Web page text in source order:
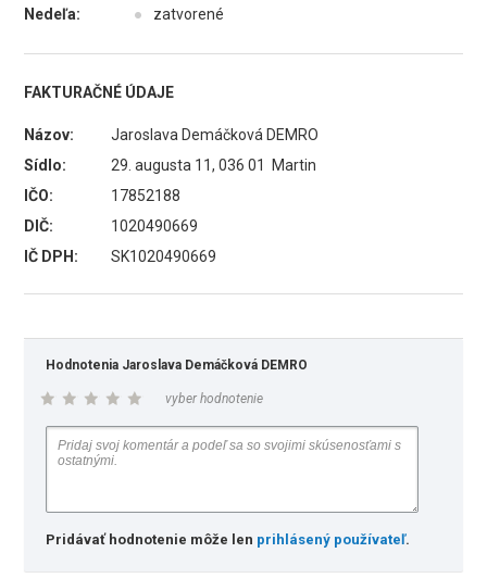
Nedeľa:
● zatvorené
FAKTURAČNÉ ÚDAJE
Názov:
Jaroslava Demáčková DEMRO
Sídlo:
29. augusta 11, 036 01 Martin
IČO:
17852188
DIČ:
1020490669
IČ DPH:
SK1020490669
Hodnotenia Jaroslava Demáčková DEMRO
vyber hodnotenie
Pridávať hodnotenie môže len prihlásený používateľ.